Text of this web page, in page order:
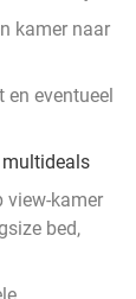
kamer naar
eventueel
view-kamer
bed,